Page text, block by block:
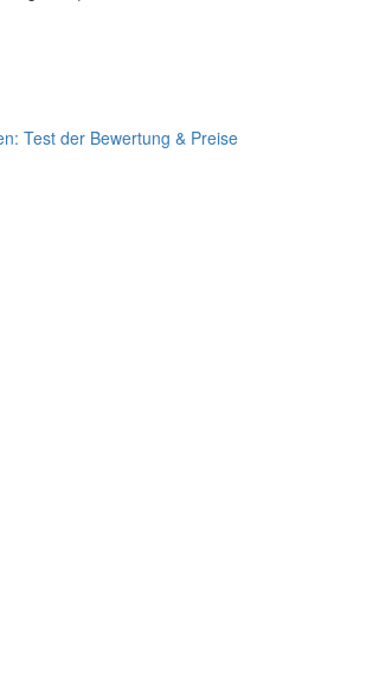
Test der Bewertung & Preise